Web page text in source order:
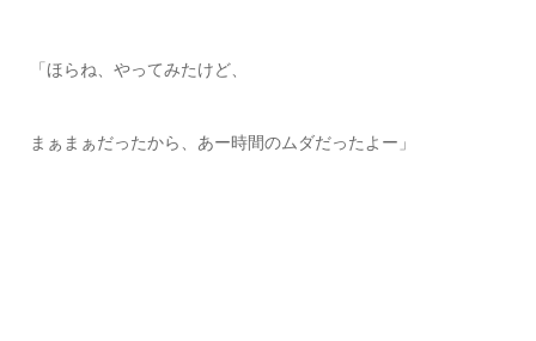
「ほらね、やってみたけど、
まぁまぁだったから、あー時間のムダだったよー」